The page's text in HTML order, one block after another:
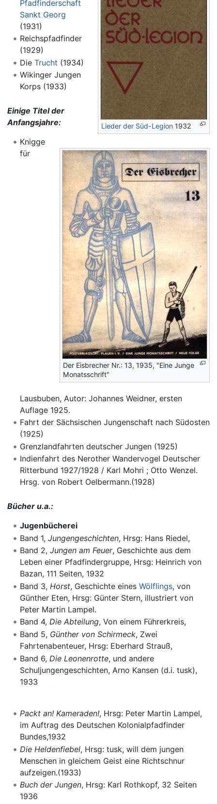
Lieder der Süd-Legion 1932
Der Eisbrecher Nr.: 13, 1935, "Eine Junge
Monatsschrift"
Pfadfinderschaft
Sankt Georg
(1931)
Reichspfadfinder
(1929)
Die Trucht (1934)
Wikinger Jungen
Korps (1933)
Einige Titel der
Anfangsjahre:
Knigge
für
Lausbuben, Autor: Johannes Weidner, ersten
Auflage 1925.
Fahrt der Sächsischen Jungenschaft nach Südosten
(1925)
Grenzlandfahrten deutscher Jungen (1925)
Indienfahrt des Nerother Wandervogel Deutscher
Ritterbund 1927/1928 / Karl Mohri ; Otto Wenzel.
Hrsg. von Robert Oelbermann.(1928)
Bücher u.a.:
Jugenbücherei
Band 1, Jungengeschichten, Hrsg: Hans Riedel,
Band 2, Jungen am Feuer, Geschichte aus dem
Leben einer Pfadfindergruppe, Hrsg: Heinrich von
Bazan, 111 Seiten, 1932
Band 3, Horst, Geschichte eines Wölflings, von
Günther Eten, Hrsg: Günter Stern, illustriert von
Peter Martin Lampel.
Band 4, Die Abteilung, Von einem Führerkreis,
Band 5, Günther von Schirmeck, Zwei
Fahrtenabenteuer, Hrsg: Eberhard Strauß,
Band 6, Die Leonenrotte, und andere
Schuljungengeschichten, Arno Kansen (d.i. tusk),
1933
Packt an! Kameraden!, Hrsg: Peter Martin Lampel,
im Auftrag des Deutschen Kolonialpfadfinder
Bundes,1932
Die Heldenfiebel, Hrsg: tusk, will dem jungen
Menschen in gleichem Geist eine Richtschnur
aufzeigen.(1933)
Buch der Jungen, Hrsg: Karl Rothkopf, 32 Seiten
1936